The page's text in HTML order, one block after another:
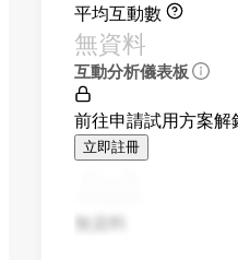
平均互動數
無資料
互動分析儀表板
前往申請試用方案解
立即註冊
無資料